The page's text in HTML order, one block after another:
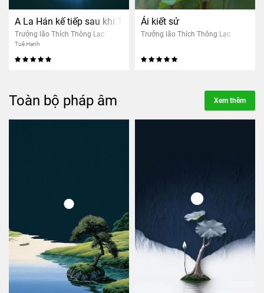
A La Hán kế tiếp sau khi Thầy viên tịch
Trưởng lão Thích Thông Lạc
Tuệ Hạnh
Ái kiết sử
Trưởng lão Thích Thông Lạc
Toàn bộ pháp âm Xem thêm